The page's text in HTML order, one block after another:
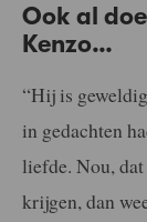
Ook al
Kenzo…
“Hij is
in gedachten
liefde. Nou,
krijgen, dan